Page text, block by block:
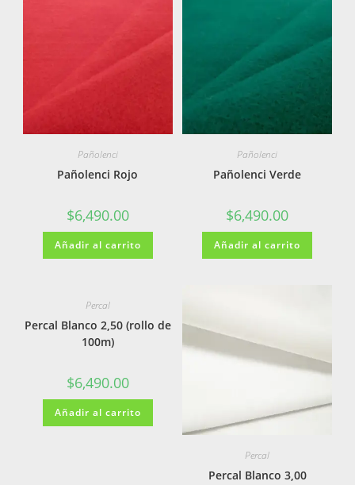
Pañolenci
Pañolenci Rojo
$6,490.00
Añadir al carrito
Pañolenci
Pañolenci Verde
$6,490.00
Añadir al carrito
Percal
Percal Blanco 2,50 (rollo de
100m)
$6,490.00
Añadir al carrito
Percal
Percal Blanco 3,00